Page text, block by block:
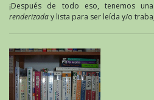
¡Después de todo eso, tenemos
renderizaday lista para ser leída y/o